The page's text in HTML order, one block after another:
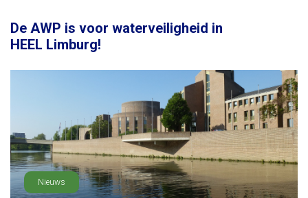
De AWP is voor waterveiligheid in
HEEL Limburg!
Nieuws